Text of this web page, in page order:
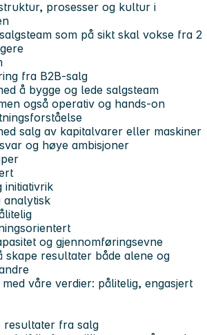
prosesser og kultur i
som på sikt skal vokse fra 2
fra B2B-salg
å bygge og lede salgsteam
også operativ og hands-on
salg av kapitalvarer eller maskiner
og høye ambisjoner
initiativrik
og gjennomføringsevne
skape resultater både alene og
våre verdier: pålitelig, engasjert
resultater fra salg